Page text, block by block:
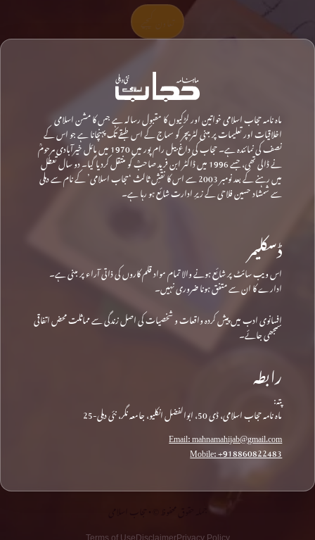
ماہ نامہ حجاب اسلامی خواتین اور لڑکیوں کا مقبول رسالہ ہے جس کا مشن اسلامی
اخلاقیات اور تعلیمات پر مبنی لٹریچر کو سماج کے اس طبقے تک پہنچانا ہے جو اس کے
نصف کی نمائندہ ہے۔ حجاب کی داغ بیل رام پور میں 1970 میں مائل خیرآبادی مرحومؒ
نے ڈالی تھی، جسے 1996 میں ڈاکٹر ابن فرید صاحبؒ کو منتقل کردیا گیا۔ دو سال تعطل
میں رہنے کے بعد نومبر 2003 سے اس کا نقشِ ثالث ‘حجاب اسلامی’ کے نام سے دہلی
سے شمشاد حسین فلاحی کے زیرِ ادارت شائع ہو رہا ہے۔
ڈسکلیمر
اس ویب سائٹ پر شائع ہونے والا تمام مواد قلم کاروں کی ذاتی آراء پر مبنی ہے۔
ادارے کا ان سے متفق ہونا ضروری نہیں۔
افسانوی ادب میں پیش کردہ واقعات و شخصیات کی اصل زندگی سے مماثلت محض اتفاقی
سمجھی جائے۔
رابطہ
پتہ:
ماہ نامہ حجاب اسلامی، ڈی 50، ابوالفضل انکلیو، جامعہ نگر، نئی دہلی-25
Email: mahnamahijab@gmail.com
Mobile: +918860822483